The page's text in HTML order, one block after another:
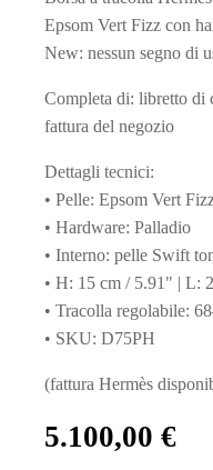
Epsom Vert Fizz con
New: nessun segno di
Completa di: libretto di
fattura del negozio
Dettagli tecnici:
• Pelle: Epsom Vert
• Hardware: Palladio
• Interno: pelle Swift
• H: 15 cm / 5.91" | L:
• Tracolla regolabile:
• SKU: D75PH
(fattura Hermès
5.100,00 €